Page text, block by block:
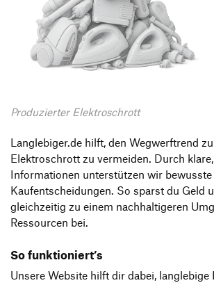
Produzierter Elektroschrott
Langlebiger.de hilft, den Wegwerftrend
Elektroschrott zu vermeiden. Durch
Informationen unterstützen wir bewusste
Kaufentscheidungen. So sparst du Geld
gleichzeitig zu einem nachhaltigeren
Ressourcen bei.
So funktioniert’s
Unsere Website hilft dir dabei, langlebige